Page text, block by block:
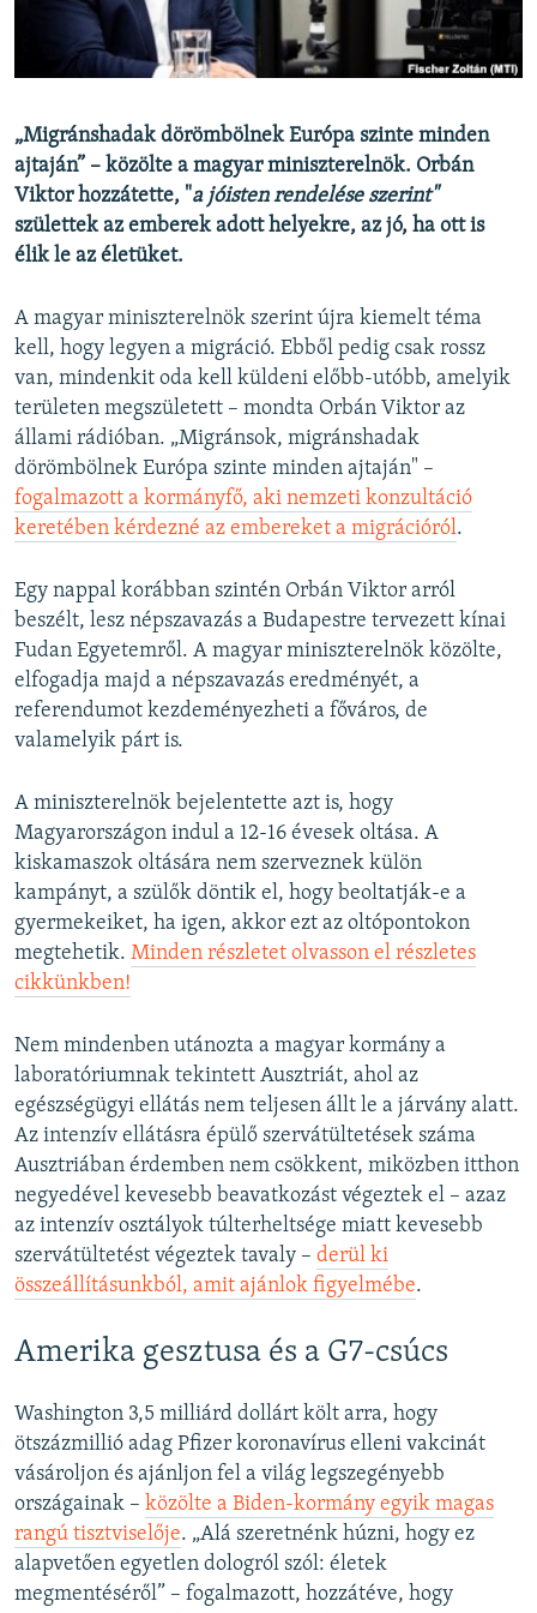
EURÓPAI UNIÓ
VILÁG
A MÚLT TANULSÁGAI
KÖVESSEN MINKET!
Valamennyi RFE/RL weboldal
„Migránshadak dörömbölnek Európa szinte minden
ajtaján” – közölte a magyar miniszterelnök. Orbán
Viktor hozzátette, "a jóisten rendelése szerint"
születtek az emberek adott helyekre, az jó, ha ott is
élik le az életüket.
A magyar miniszterelnök szerint újra kiemelt téma
kell, hogy legyen a migráció. Ebből pedig csak rossz
van, mindenkit oda kell küldeni előbb-utóbb, amelyik
területen megszületett – mondta Orbán Viktor az
állami rádióban. „Migránsok, migránshadak
dörömbölnek Európa szinte minden ajtaján" –
fogalmazott a kormányfő, aki nemzeti konzultáció
keretében kérdezné az embereket a migrációról.
Egy nappal korábban szintén Orbán Viktor arról
beszélt, lesz népszavazás a Budapestre tervezett kínai
Fudan Egyetemről. A magyar miniszterelnök közölte,
elfogadja majd a népszavazás eredményét, a
referendumot kezdeményezheti a főváros, de
valamelyik párt is.
A miniszterelnök bejelentette azt is, hogy
Magyarországon indul a 12-16 évesek oltása. A
kiskamaszok oltására nem szerveznek külön
kampányt, a szülők döntik el, hogy beoltatják-e a
gyermekeiket, ha igen, akkor ezt az oltópontokon
megtehetik. Minden részletet olvasson el részletes
cikkünkben!
Nem mindenben utánozta a magyar kormány a
laboratóriumnak tekintett Ausztriát, ahol az
egészségügyi ellátás nem teljesen állt le a járvány alatt.
Az intenzív ellátásra épülő szervátültetések száma
Ausztriában érdemben nem csökkent, miközben itthon
negyedével kevesebb beavatkozást végeztek el – azaz
az intenzív osztályok túlterheltsége miatt kevesebb
szervátültetést végeztek tavaly – derül ki
összeállításunkból, amit ajánlok figyelmébe.
Amerika gesztusa és a G7-csúcs
Washington 3,5 milliárd dollárt költ arra, hogy
ötszázmillió adag Pfizer koronavírus elleni vakcinát
vásároljon és ajánljon fel a világ legszegényebb
országainak – közölte a Biden-kormány egyik magas
rangú tisztviselője. „Alá szeretnénk húzni, hogy ez
alapvetően egyetlen dologról szól: életek
megmentéséről” – fogalmazott, hozzátéve, hogy